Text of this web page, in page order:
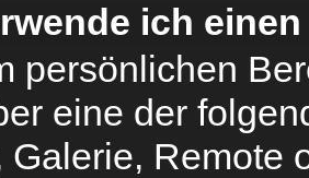
ich
persönlichen
eine der
Galerie, Remote